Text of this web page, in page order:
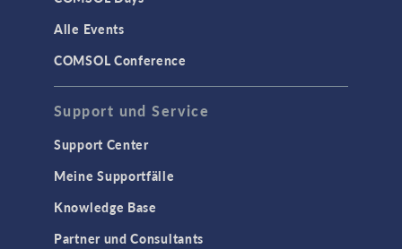
Alle Events
COMSOL Conference
Support und Service
Support Center
Meine Supportfälle
Knowledge Base
Partner und Consultants